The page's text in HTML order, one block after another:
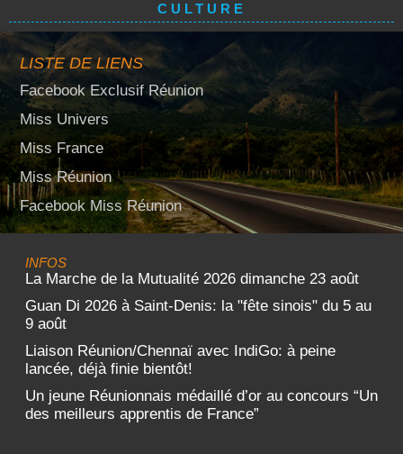
CULTURE
LISTE DE LIENS
Facebook Exclusif Réunion
Miss Univers
Miss France
Miss Réunion
Facebook Miss Réunion
INFOS
La Marche de la Mutualité 2026 dimanche 23 août
Guan Di 2026 à Saint-Denis: la "fête sinois" du 5 au
9 août
Liaison Réunion/Chennaï avec IndiGo: à peine
lancée, déjà finie bientôt!
Un jeune Réunionnais médaillé d’or au concours “Un
des meilleurs apprentis de France”